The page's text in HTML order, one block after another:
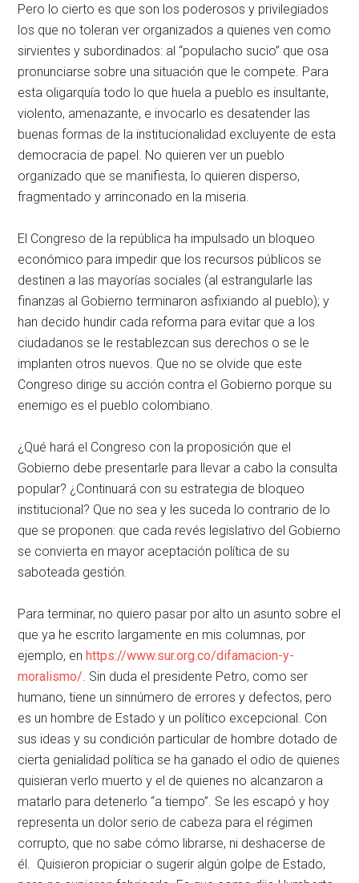
Pero lo cierto es que son los poderosos y privilegiados
los que no toleran ver organizados a quienes ven como
sirvientes y subordinados: al “populacho sucio” que osa
pronunciarse sobre una situación que le compete. Para
esta oligarquía todo lo que huela a pueblo es insultante,
violento, amenazante, e invocarlo es desatender las
buenas formas de la institucionalidad excluyente de esta
democracia de papel. No quieren ver un pueblo
organizado que se manifiesta, lo quieren disperso,
fragmentado y arrinconado en la miseria.
El Congreso de la república ha impulsado un bloqueo
económico para impedir que los recursos públicos se
destinen a las mayorías sociales (al estrangularle las
finanzas al Gobierno terminaron asfixiando al pueblo); y
han decido hundir cada reforma para evitar que a los
ciudadanos se le restablezcan sus derechos o se le
implanten otros nuevos. Que no se olvide que este
Congreso dirige su acción contra el Gobierno porque su
enemigo es el pueblo colombiano.
¿Qué hará el Congreso con la proposición que el
Gobierno debe presentarle para llevar a cabo la consulta
popular? ¿Continuará con su estrategia de bloqueo
institucional? Que no sea y les suceda lo contrario de lo
que se proponen: que cada revés legislativo del Gobierno
se convierta en mayor aceptación política de su
saboteada gestión.
Para terminar, no quiero pasar por alto un asunto sobre el
que ya he escrito largamente en mis columnas, por
ejemplo, enhttps://www.sur.org.co/difamacion-y-
moralismo/ . Sin duda el presidente Petro, como ser
humano, tiene un sinnúmero de errores y defectos, pero
es un hombre de Estado y un político excepcional. Con
sus ideas y su condición particular de hombre dotado de
cierta genialidad política se ha ganado el odio de quienes
quisieran verlo muerto y el de quienes no alcanzaron a
matarlo para detenerlo “a tiempo”. Se les escapó y hoy
representa un dolor serio de cabeza para el régimen
corrupto, que no sabe cómo librarse, ni deshacerse de
él. Quisieron propiciar o sugerir algún golpe de Estado,